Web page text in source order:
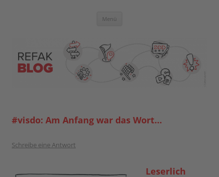
Blog der Referent:innen Akademie
Menü
#visdo: Am Anfang war das Wort…
Schreibe eine Antwort
Leserlich